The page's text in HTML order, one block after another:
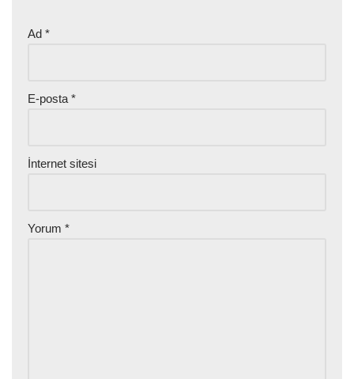
Ad *
E-posta *
İnternet sitesi
Yorum *